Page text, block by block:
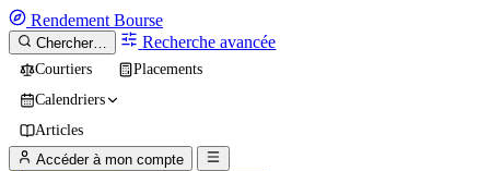
Rendement Bourse
Chercher… Recherche avancée
Courtiers
Placements
Calendriers
Articles
Accéder à mon compte